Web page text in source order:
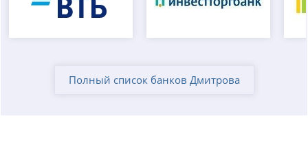
Полный список банков Дмитрова